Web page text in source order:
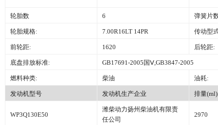
轮胎数 6 弹簧片
轮胎规格: 7.00R16LT 14PR 传动型
前轮距: 1620 后轮距:
底盘排放标准: GB17691-2005国Ⅴ,GB3847-2005
燃料种类: 柴油 油耗:
发动机型号 发动机生产企业 排量(ml)
WP3Q130E50
潍柴动力扬州柴油机有限责
任公司
2970